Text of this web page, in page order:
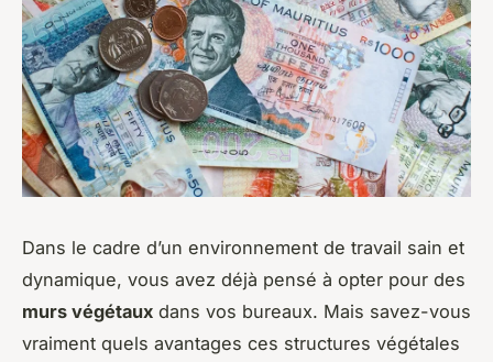
Dans le cadre d’un environnement de travail sain et
dynamique, vous avez déjà pensé à opter pour des
murs végétaux dans vos bureaux. Mais savez-vous
vraiment quels avantages ces structures végétales